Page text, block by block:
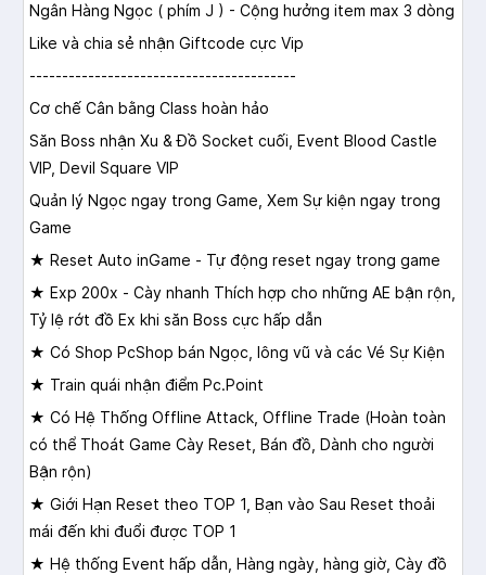
Ngân Hàng Ngọc ( phím J ) - Cộng hưởng item max 3 dòng
Like và chia sẻ nhận Giftcode cực Vip
-----------------------------------------
Cơ chế Cân bằng Class hoàn hảo
Săn Boss nhận Xu & Đồ Socket cuối, Event Blood Castle
VIP, Devil Square VIP
Quản lý Ngọc ngay trong Game, Xem Sự kiện ngay trong
Game
★ Reset Auto inGame - Tự động reset ngay trong game
★ Exp 200x - Cày nhanh Thích hợp cho những AE bận rộn,
Tỷ lệ rớt đồ Ex khi săn Boss cực hấp dẫn
★ Có Shop PcShop bán Ngọc, lông vũ và các Vé Sự Kiện
★ Train quái nhận điểm Pc.Point
★ Có Hệ Thống Offline Attack, Offline Trade (Hoàn toàn
có thể Thoát Game Cày Reset, Bán đồ, Dành cho người
Bận rộn)
★ Giới Hạn Reset theo TOP 1, Bạn vào Sau Reset thoải
mái đến khi đuổi được TOP 1
★ Hệ thống Event hấp dẫn, Hàng ngày, hàng giờ, Cày đồ